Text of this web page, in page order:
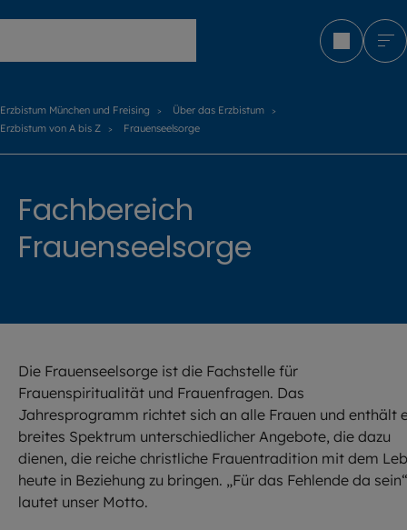
Erzbistum München und Freising
Über das Erzbistum
Erzbistum von A bis Z
Frauenseelsorge
Fachbereich
Frauenseelsorge
Die Frauenseelsorge ist die Fachstelle für
Frauenspiritualität und Frauenfragen. Das
Jahresprogramm richtet sich an alle Frauen und enthält
breites Spektrum unterschiedlicher Angebote, die dazu
dienen, die reiche christliche Frauentradition mit dem
heute in Beziehung zu bringen. „Für das Fehlende da
lautet unser Motto.